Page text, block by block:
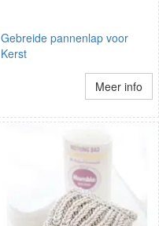
Gebreide pannenlap voor
Kerst
Meer info